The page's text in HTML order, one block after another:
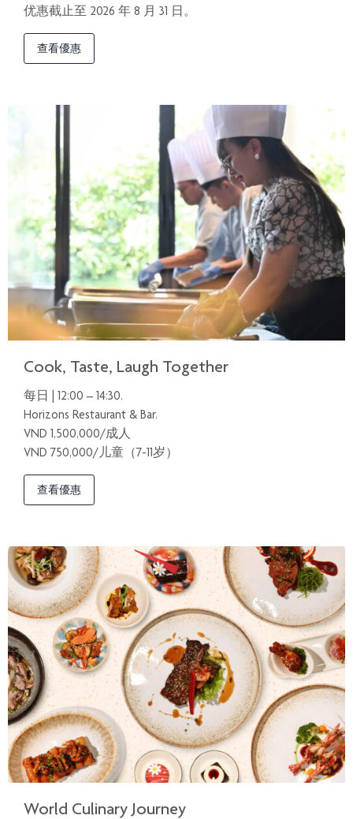
优惠截止至 2026 年 8 月 31 日。
查看優惠
Cook, Taste, Laugh Together
每日 | 12:00 – 14:30.
Horizons Restaurant & Bar.
VND 1,500,000/成人
VND 750,000/儿童（7-11岁）
查看優惠
World Culinary Journey